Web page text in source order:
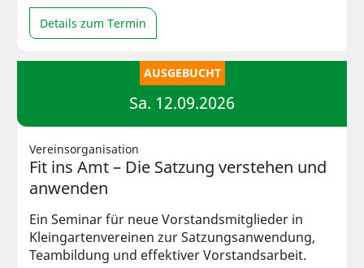
Details zum Termin
AUSGEBUCHT
Sa. 12.09.2026
Vereinsorganisation
Fit ins Amt – Die Satzung verstehen und
anwenden
Ein Seminar für neue Vorstandsmitglieder in
Kleingartenvereinen zur Satzungsanwendung,
Teambildung und effektiver Vorstandsarbeit.